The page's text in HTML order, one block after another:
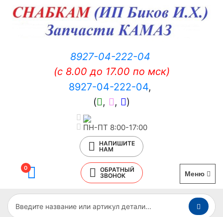
8927-04-222-04
(c 8.00 до 17.00 по мск)
8927-04-222-04,
(
, , )
ПН-ПТ 8:00-17:00
НАПИШИТЕ
НАМ
0
ОБРАТНЫЙ
ЗВОНОК
Меню